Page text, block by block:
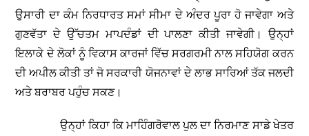
ਉਸਾਰੀ ਦਾ ਕੰਮ ਨਿਰਧਾਰਤ ਸਮਾਂ ਸੀਮਾ ਦੇ ਅੰਦਰ ਪੂਰਾ ਹੋ ਜਾਵੇਗਾ ਅਤੇ
ਗੁਣਵੱਤਾ ਦੇ ਉੱਚਤਮ ਮਾਪਦੰਡਾਂ ਦੀ ਪਾਲਣਾ ਕੀਤੀ ਜਾਵੇਗੀ। ਉਨ੍ਹਾਂ
ਇਲਾਕੇ ਦੇ ਲੋਕਾਂ ਨੂੰ ਵਿਕਾਸ ਕਾਰਜਾਂ ਵਿੱਚ ਸਰਗਰਮੀ ਨਾਲ ਸਹਿਯੋਗ ਕਰਨ
ਦੀ ਅਪੀਲ ਕੀਤੀ ਤਾਂ ਜੋ ਸਰਕਾਰੀ ਯੋਜਨਾਵਾਂ ਦੇ ਲਾਭ ਸਾਰਿਆਂ ਤੱਕ ਜਲਦੀ
ਅਤੇ ਬਰਾਬਰ ਪਹੁੰਚ ਸਕਣ।
ਉਨ੍ਹਾਂ ਕਿਹਾ ਕਿ ਮਾਹਿੰਗਰੋਵਾਲ ਪੁਲ ਦਾ ਨਿਰਮਾਣ ਸਾਡੇ ਖੇਤਰ